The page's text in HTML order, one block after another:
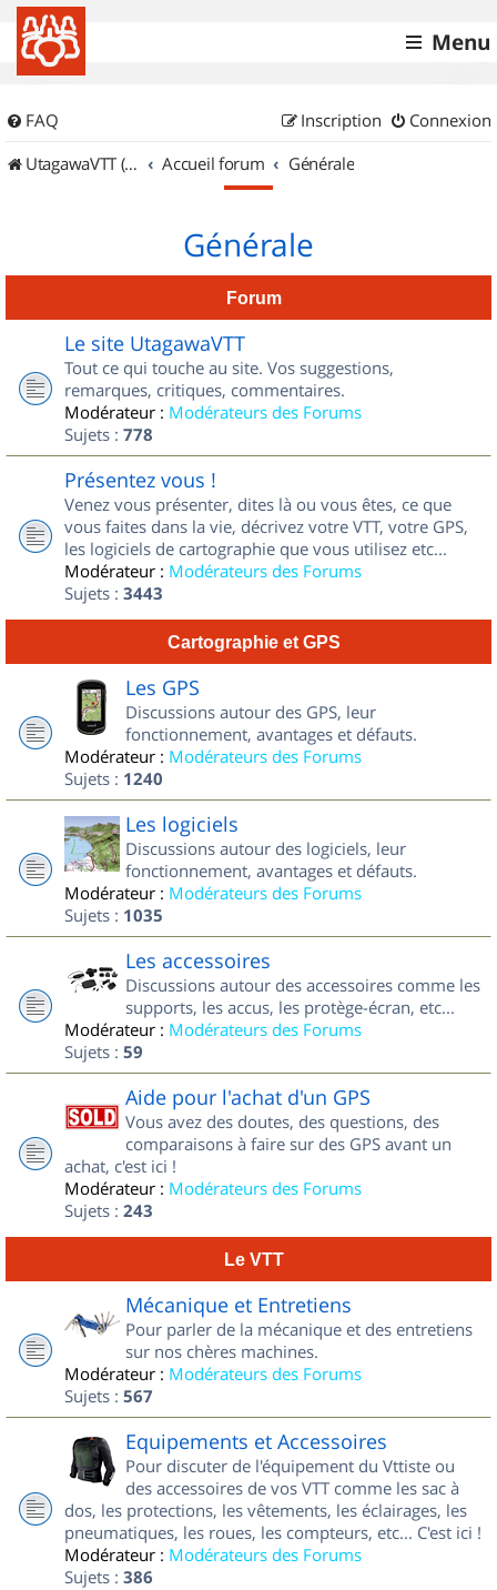
Menu
FAQ Connexion
Inscription
UtagawaVTT (Randos VTT et VTTAE avec traces GPS)
Accueil forum Générale
Générale
Forum
Le site UtagawaVTT
Tout ce qui touche au site. Vos suggestions,
remarques, critiques, commentaires.
Modérateur : Modérateurs des Forums
Sujets : 778
Présentez vous !
Venez vous présenter, dites là ou vous êtes, ce que
vous faites dans la vie, décrivez votre VTT, votre GPS,
les logiciels de cartographie que vous utilisez etc...
Modérateur : Modérateurs des Forums
Sujets : 3443
Cartographie et GPS
Les GPS
Discussions autour des GPS, leur
fonctionnement, avantages et défauts.
Modérateur : Modérateurs des Forums
Sujets : 1240
Les logiciels
Discussions autour des logiciels, leur
fonctionnement, avantages et défauts.
Modérateur : Modérateurs des Forums
Sujets : 1035
Les accessoires
Discussions autour des accessoires comme les
supports, les accus, les protège-écran, etc...
Modérateur : Modérateurs des Forums
Sujets : 59
Aide pour l'achat d'un GPS
Vous avez des doutes, des questions, des
comparaisons à faire sur des GPS avant un
achat, c'est ici !
Modérateur : Modérateurs des Forums
Sujets : 243
Le VTT
Mécanique et Entretiens
Pour parler de la mécanique et des entretiens
sur nos chères machines.
Modérateur : Modérateurs des Forums
Sujets : 567
Equipements et Accessoires
Pour discuter de l'équipement du Vttiste ou
des accessoires de vos VTT comme les sac à
dos, les protections, les vêtements, les éclairages, les
pneumatiques, les roues, les compteurs, etc... C'est ici !
Modérateur : Modérateurs des Forums
Sujets : 386